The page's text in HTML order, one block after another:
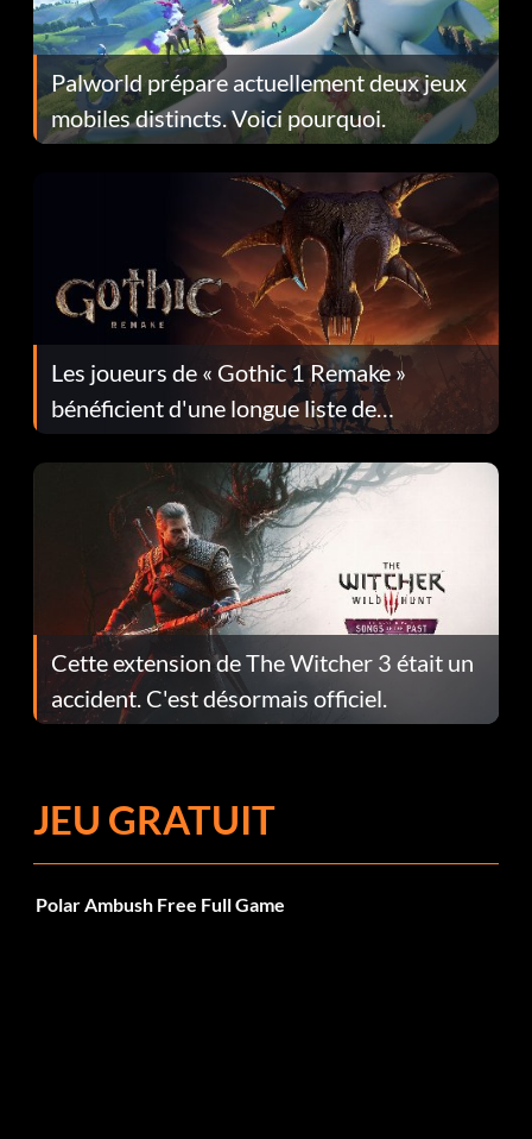
Palworld prépare actuellement deux jeux
mobiles distincts. Voici pourquoi.
Les joueurs de « Gothic 1 Remake »
bénéficient d'une longue liste de
corrections dans la mise à jour 1.0.4
Cette extension de The Witcher 3 était un
accident. C'est désormais officiel.
JEU GRATUIT
Polar Ambush Free Full Game